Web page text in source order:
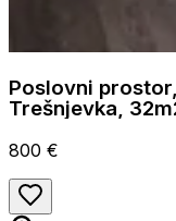
Poslovni
Trešnjevka,
800 €